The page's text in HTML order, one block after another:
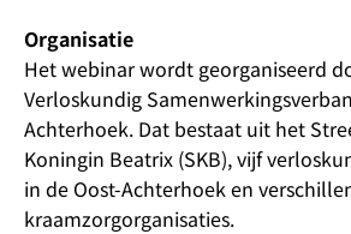
Organisatie
Het webinar wordt georganiseerd
Verloskundig
Achterhoek. Dat bestaat uit het
Koningin Beatrix (SKB), vijf
in de Oost-Achterhoek en
kraamzorgorganisaties.